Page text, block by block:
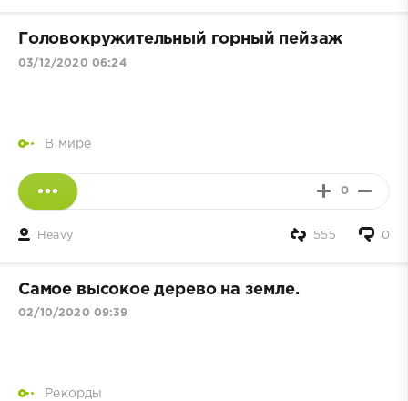
Головокружительный горный пейзаж
03/12/2020 06:24
В мире
0
Heavy 0
555
Самое высокое дерево на земле.
02/10/2020 09:39
Рекорды